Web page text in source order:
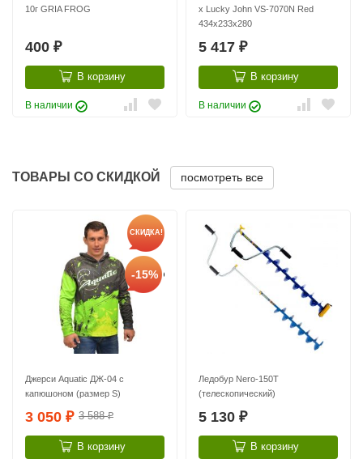
10г GRIA FROG
400 ₽
В корзину
В наличии
x Lucky John VS-7070N Red
434x233x280
5 417 ₽
В корзину
В наличии
ТОВАРЫ СО СКИДКОЙ посмотреть все
СКИДКА!
-15%
Джерси Аquatic ДЖ-04 с
капюшоном (размер S)
3 050 ₽ 3 588₽
В корзину
Ледобур Nero-150Т
(телескопический)
5 130 ₽
В корзину